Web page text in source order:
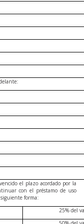
el plazo acordado por la
con el préstamo de uso
forma:
25% del